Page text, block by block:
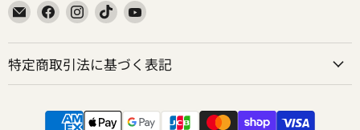
Email
Tokyo
Camii
Halal
Find
on
Facebook
Find
on
Instagram
Find
on
TikTok
Find
on
YouTube
特定商取引法に基づく表記